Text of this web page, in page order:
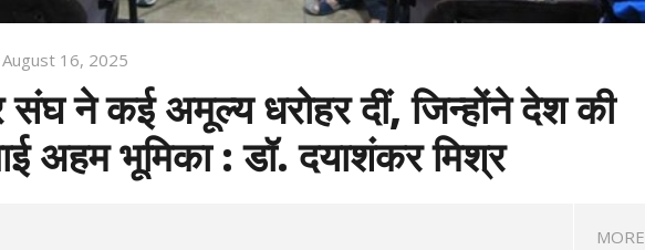
August 16, 2025
संघ ने कई अमूल्य धरोहर दीं, जिन्होंने देश की
अहम भूमिका : डॉ. दयाशंकर मिश्र
MORE